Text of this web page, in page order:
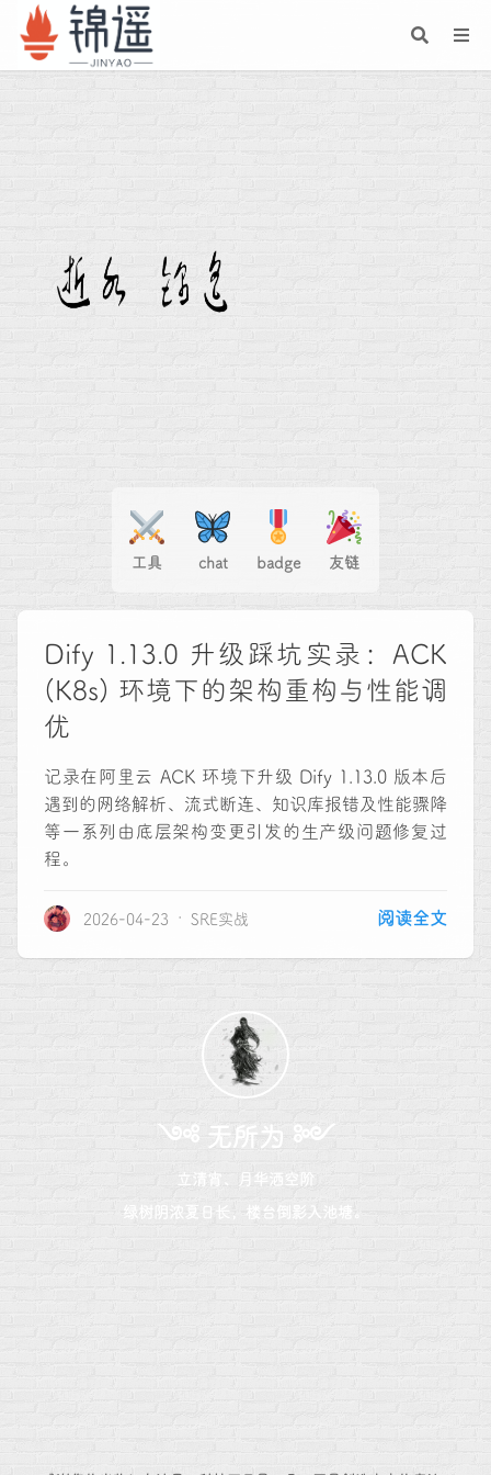
工具 chat badge 友链
Dify 1.13.0 升级踩坑实录：ACK
(K8s) 环境下的架构重构与性能调
优
记录在阿里云 ACK 环境下升级 Dify 1.13.0 版本后
遇到的网络解析、流式断连、知识库报错及性能骤降
等一系列由底层架构变更引发的生产级问题修复过
程。
2026-04-23 SRE实战 阅读全文
༺ 无所为 ༻
立清宵、月华洒空阶
绿树阴浓夏日长，楼台倒影入池塘。